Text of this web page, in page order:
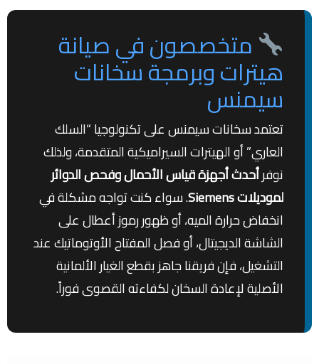
متخصصون في صيانة
هيترات وبرمجة سخانات
سيمنس
تعتمد سخانات سيمنس على تكنولوجيا “السلك
العاري” أو الهيترات السيراميكية المتقدمة، ولذلك
نوفرأحدث أجهزة قياس الأحمال وفحص الدوائر
لموديلات Siemens
. سواء كنت تواجه مشكلة في
انخفاض حرارة الميه، أو ظهور رموز أعطال على
الشاشة الديجيتال، أو فصل المفتاح الأوتوماتيك عند
التشغيل، فإن فريقنا جاهز بقطع الغيار الألمانية
الأصلية لإعادة السخان لكفاءته القصوى فوراً.